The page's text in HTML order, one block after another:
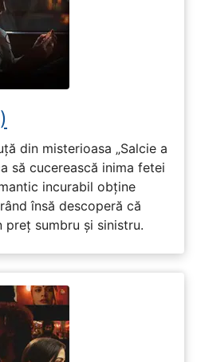
din misterioasa „Salcie a
să cucerească inima fetei
incurabil obține
însă descoperă că
preț sumbru și sinistru.